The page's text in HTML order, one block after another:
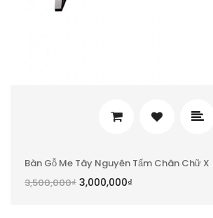
Bàn Gỗ Me Tây Nguyên Tấm Chân Chữ X
3,500,000₫ 3,000,000₫